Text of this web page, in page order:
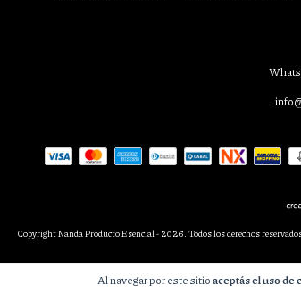
Al navegar por este sitioaceptás el uso de
Copyright Nanda Producto Esencial - 2026. Todos los derechos